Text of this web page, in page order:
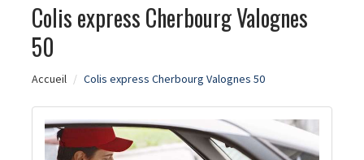
Colis express Cherbourg Valognes
50
Accueil Colis express Cherbourg Valognes 50